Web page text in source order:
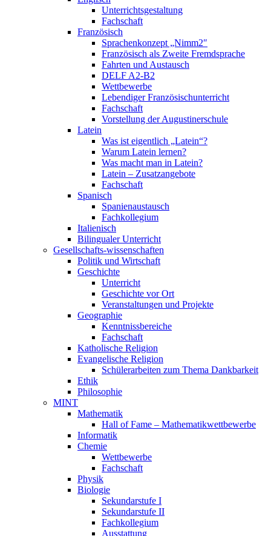
Unterrichtsgestaltung
Fachschaft
Französisch
Sprachenkonzept „Nimm2″
Französisch als Zweite Fremdsprache
Fahrten und Austausch
DELF A2-B2
Wettbewerbe
Lebendiger Französischunterricht
Fachschaft
Vorstellung der Augustinerschule
Latein
Was ist eigentlich „Latein“?
Warum Latein lernen?
Was macht man in Latein?
Latein – Zusatzangebote
Fachschaft
Spanisch
Spanienaustausch
Fachkollegium
Italienisch
Bilingualer Unterricht
Gesellschafts-wissenschaften
Politik und Wirtschaft
Geschichte
Unterricht
Geschichte vor Ort
Veranstaltungen und Projekte
Geographie
Kenntnissbereiche
Fachschaft
Katholische Religion
Evangelische Religion
Schülerarbeiten zum Thema Dankbarkeit
Ethik
Philosophie
MINT
Mathematik
Hall of Fame – Mathematikwettbewerbe
Informatik
Chemie
Wettbewerbe
Fachschaft
Physik
Biologie
Sekundarstufe I
Sekundarstufe II
Fachkollegium
Ausstattung